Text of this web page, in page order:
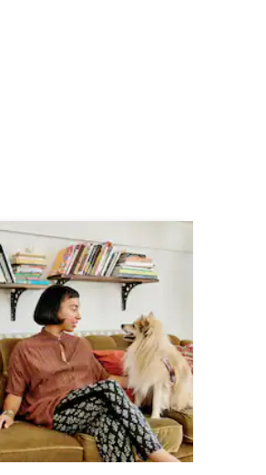
recenzija: 226